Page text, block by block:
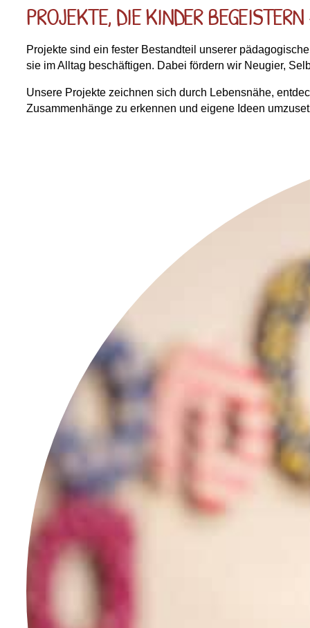
PROJEKTE, DIE KINDER
Projekte sind ein fester Bestandteil unserer
sie im Alltag beschäftigen. Dabei fördern wir Neugier,
Unsere Projekte zeichnen sich durch Lebensnähe,
Zusammenhänge zu erkennen und eigene Ideen